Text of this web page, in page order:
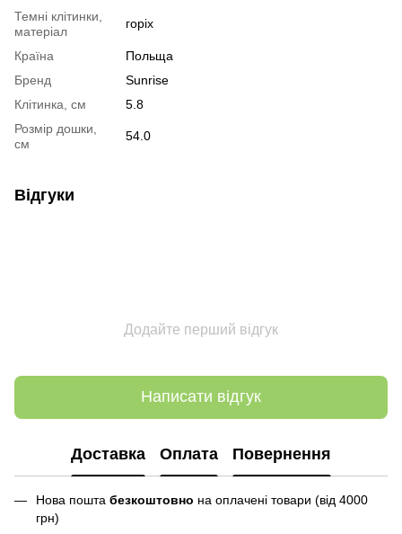
Темні клітинки,
матеріал
горіх
Країна
Польща
Бренд
Sunrise
Клітинка, см
5.8
Розмір дошки,
см
54.0
Відгуки
Додайте перший відгук
Написати відгук
Доставка Оплата Повернення
Нова пошта безкоштовно на оплачені товари (від 4000
грн)